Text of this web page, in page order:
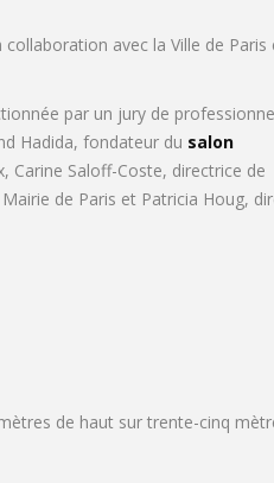
avec la Ville de Paris
par un jury de
Hadida, fondateur du salon
Carine Saloff-Coste, directrice de
de Paris et Patricia Houg,
de haut sur trente-cinq